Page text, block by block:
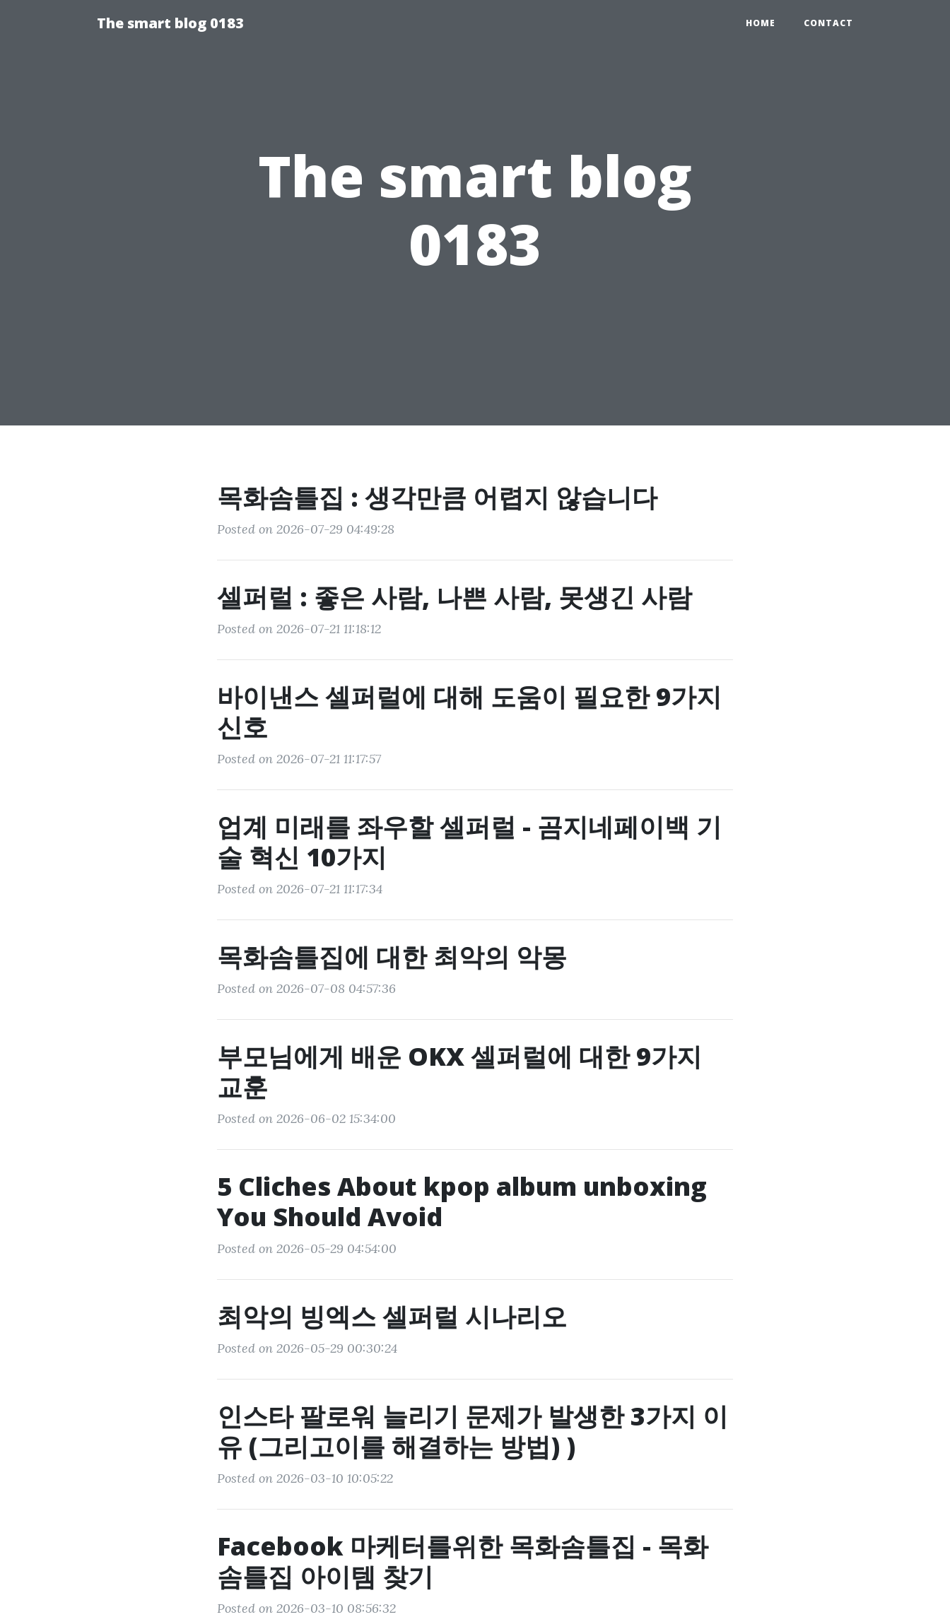
The smart blog 0183 HOME CONTACT
The smart blog
0183
목화솜틀집 : 생각만큼 어렵지 않습니다
Posted on 2026-07-29 04:49:28
셀퍼럴 : 좋은 사람, 나쁜 사람, 못생긴 사람
Posted on 2026-07-21 11:18:12
바이낸스 셀퍼럴에 대해 도움이 필요한 9가지
신호
Posted on 2026-07-21 11:17:57
업계 미래를 좌우할 셀퍼럴 - 곰지네페이백 기
술 혁신 10가지
Posted on 2026-07-21 11:17:34
목화솜틀집에 대한 최악의 악몽
Posted on 2026-07-08 04:57:36
부모님에게 배운 OKX 셀퍼럴에 대한 9가지
교훈
Posted on 2026-06-02 15:34:00
5 Cliches About kpop album unboxing
You Should Avoid
Posted on 2026-05-29 04:54:00
최악의 빙엑스 셀퍼럴 시나리오
Posted on 2026-05-29 00:30:24
인스타 팔로워 늘리기 문제가 발생한 3가지 이
유 (그리고이를 해결하는 방법) )
Posted on 2026-03-10 10:05:22
Facebook 마케터를위한 목화솜틀집 - 목화
솜틀집 아이템 찾기
Posted on 2026-03-10 08:56:32